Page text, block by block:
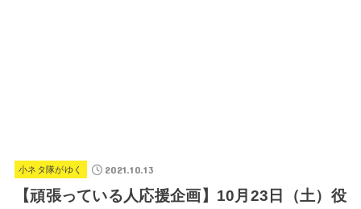
小ネタ隊がゆく 2021.10.13
【頑張っている人応援企画】10月23日（土）役